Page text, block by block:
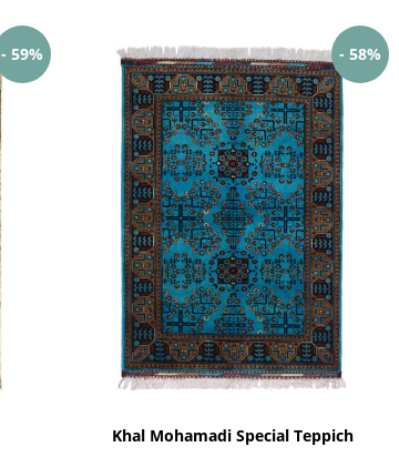
- 59% - 58%
Khal Mohamadi Special Teppich